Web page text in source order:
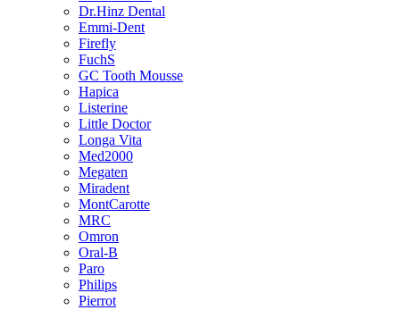
Dr.Hinz Dental
Emmi-Dent
Firefly
FuchS
GC Tooth Mousse
Hapica
Listerine
Little Doctor
Longa Vita
Med2000
Megaten
Miradent
MontCarotte
MRC
Omron
Oral-B
Paro
Philips
Pierrot